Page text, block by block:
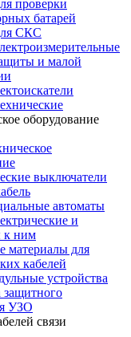
проверки
батарей
СКС
и малой
оборудование
выключатели
автоматы
и
к ним
материалы для
кабелей
устройства
защитного
УЗО
связи